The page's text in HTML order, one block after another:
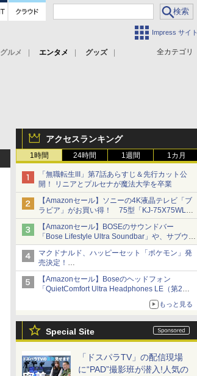
Impress サイト
全カテゴリ
グルメ エンタメ
グッズ
アクセスランキング
1時間 24時間 1週間 1カ月
「無職転生III」第7話あらすじ＆先行カット公
開！ リニアとプルセナが魔法大学を卒業
【Amazonセール】ソニーの4K液晶テレビ「ブ
ラビア」がお買い得！ 75型「KJ-75X75WL」
などラインナップ
【Amazonセール】BOSEのサウンドバー
「Bose Lifestyle Ultra Soundbar」や、サブウー
ファー「Bose Lifestyle Ultra Subwoofer」など
お買い得！
マクドナルド、ハッピーセット「ポケモン」発
売決定！
ポケモン30周年記念で30匹が大集合
【Amazonセール】Boseのヘッドフォン
「QuietComfort Ultra Headphones LE（第2世
イマーシブオーディオで臨場感ある音楽体験が
もっと見る
Special Site
「ドスパラTV」の配信現場
に“PAD”撮影班が潜入!人気の